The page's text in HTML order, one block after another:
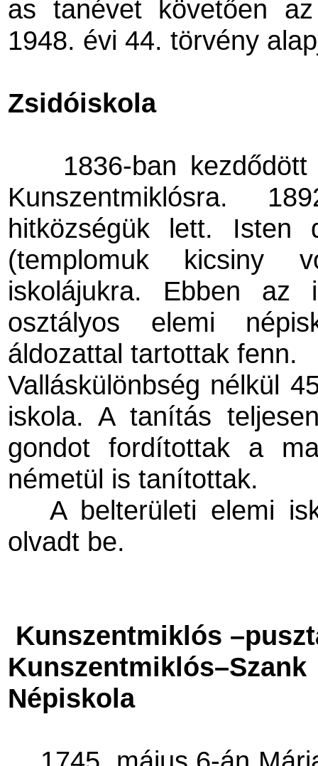
as tanévet követően
1948. évi 44. törvény
Zsidóiskola
1836-ban
Kunszentmiklósra.
hitközségük lett. Isten
(templomuk kicsiny
iskolájukra. Ebben
osztályos elemi
áldozattal tartottak fenn.
Valláskülönbség nélkül
iskola. A tanítás
gondot fordítottak a
németül is tanítottak.
A belterületi elemi
olvadt be.
Kunszentmiklós
Népiskola